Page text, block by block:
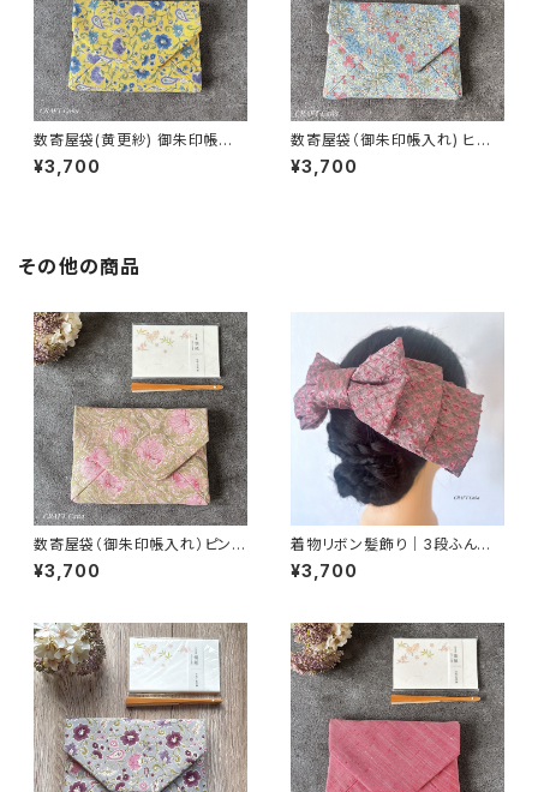
数寄屋袋(黄更紗) 御朱印帳入
¥3,700
数寄屋袋（御朱印帳入れ) ヒヤ
シンス柄／ウィリアムモリス生地
使用
¥3,700
その他の商品
数寄屋袋（御朱印帳入れ）ピンパ
ネル・ピンク柄／ウィリアムモリ
ス生地使用
¥3,700
着物リボン髪飾り｜3段ふんわ
りピンクグレー
¥3,700